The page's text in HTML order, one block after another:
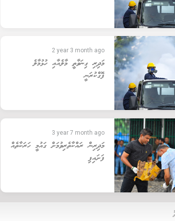
2 year 3 month ago
މަދިރި ގިނަވާތީ މާލެއާއި ހުޅުމާލެ
ފޮގްކުރަނީ
3 year 7 month ago
މަދިރިން ރައްކާތެރިވުމަށް ގައުމީ ހަރަކާތެއް
ފަށައިފި